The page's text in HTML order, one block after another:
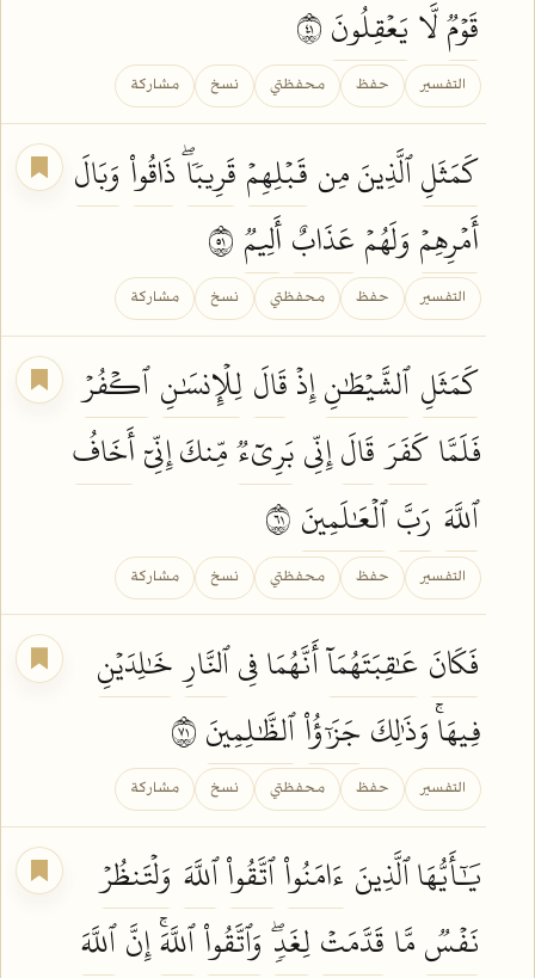
قَوۡمٞلَّا يَعۡقِلُونَ
التفسير حفظ محفظتي نسخ مشاركة
كَمَثَلِٱلَّذِينَ مِن قَبۡلِهِمۡ قَرِيبٗاۖذَاقُواْ وَبَالَ
أَمۡرِهِمۡ وَلَهُمۡعَذَابٌأَلِيمٞ
التفسير حفظ محفظتي نسخ مشاركة
كَمَثَلِٱلشَّيۡطَٰنِإِذۡقَالَ لِلۡإِنسَٰنِٱكۡفُرۡ
فَلَمَّاكَفَرَ قَالَإِنِّيبَرِيٓءٞمِّنكَ إِنِّيٓأَخَافُ
ٱللَّهَ رَبَّٱلۡعَٰلَمِينَ
التفسير حفظ محفظتي نسخ مشاركة
فَكَانَ عَٰقِبَتَهُمَآأَنَّهُمَا فِيٱلنَّارِ خَٰلِدَيۡنِ
فِيهَاۚ وَذَٰلِكَجَزَٰٓؤُاْٱلظَّٰلِمِينَ
التفسير حفظ محفظتي نسخ مشاركة
يَٰٓأَيُّهَا ٱلَّذِينَ ءَامَنُواْٱتَّقُواْٱللَّهَ وَلۡتَنظُرۡ
نَفۡسٞمَّا قَدَّمَتۡلِغَدٖۖ وَٱتَّقُواْٱللَّهَۚإِنَّٱللَّهَ